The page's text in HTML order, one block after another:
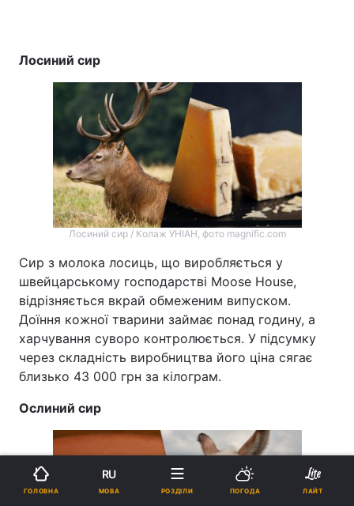
Лосиний сир
Лосиний сир / Колаж УНІАН, фото magnific.com
Сир з молока лосиць, що виробляється у
швейцарському господарстві Moose House,
відрізняється вкрай обмеженим випуском.
Доїння кожної тварини займає понад годину, а
харчування суворо контролюється. У підсумку
через складність виробництва його ціна сягає
близько 43 000 грн за кілограм.
Ослиний сир
ГОЛОВНА
RU
МОВА РОЗДІЛИ ПОГОДА ЛАЙТ